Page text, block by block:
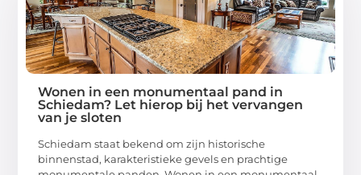
Wonen in een monumentaal pand in
Schiedam? Let hierop bij het vervangen
van je sloten
Schiedam staat bekend om zijn historische
binnenstad, karakteristieke gevels en prachtige